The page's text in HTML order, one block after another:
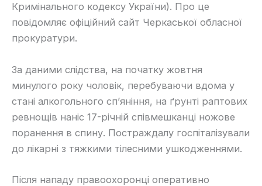
Кримінального кодексу України). Про це
повідомляє офіційний сайт Черкаської обласної
прокуратури.
За даними слідства, на початку жовтня
минулого року чоловік, перебуваючи вдома у
стані алкогольного сп’яніння, на ґрунті раптових
ревнощів наніс 17-річній співмешканці ножове
поранення в спину. Постраждалу госпіталізували
до лікарні з тяжкими тілесними ушкодженнями.
Після нападу правоохоронці оперативно